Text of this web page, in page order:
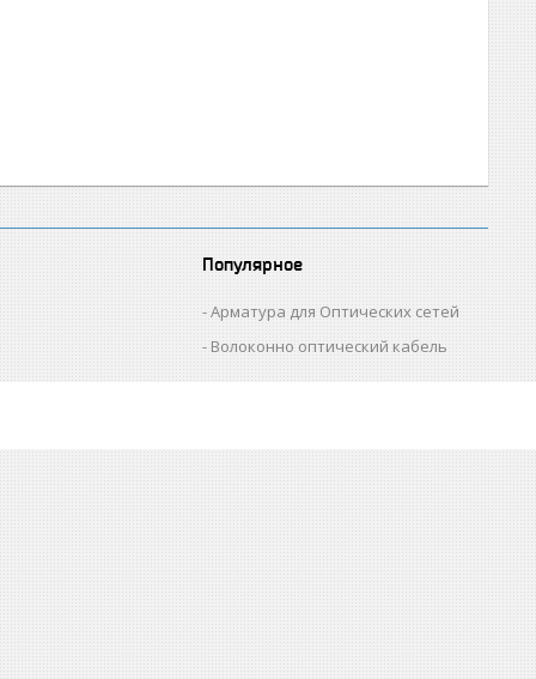
Популярное
Арматура для Оптических сетей
Волоконно оптический кабель